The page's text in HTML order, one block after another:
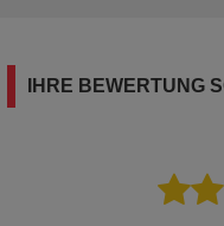
IHRE BEWERTUNG